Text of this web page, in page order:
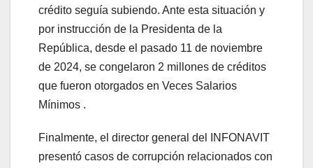
crédito seguía subiendo. Ante esta situación y
por instrucción de la Presidenta de la
República, desde el pasado 11 de noviembre
de 2024, se congelaron 2 millones de créditos
que fueron otorgados en Veces Salarios
Mínimos .
Finalmente, el director general del INFONAVIT
presentó casos de corrupción relacionados con